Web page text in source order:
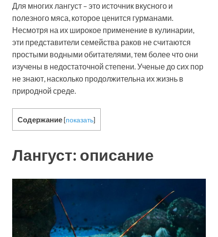
Для многих лангуст – это источник вкусного и
полезного мяса, которое ценится гурманами.
Несмотря на их широкое применение в кулинарии,
эти представители семейства раков не считаются
простыми водными обитателями, тем более что они
изучены в недостаточной степени. Ученые до сих пор
не знают, насколько продолжительна их жизнь в
природной среде.
Содержание[показать]
Лангуст: описание